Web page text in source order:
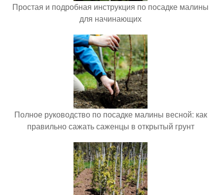
Простая и подробная инструкция по посадке малины
для начинающих
Полное руководство по посадке малины весной: как
правильно сажать саженцы в открытый грунт